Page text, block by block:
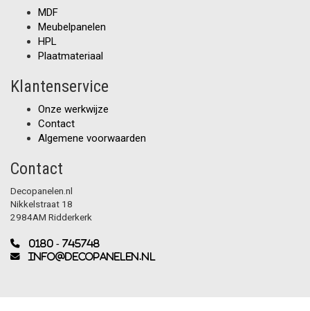
MDF
Meubelpanelen
HPL
Plaatmateriaal
Klantenservice
Onze werkwijze
Contact
Algemene voorwaarden
Contact
Decopanelen.nl
Nikkelstraat 18
2984AM Ridderkerk
0180 - 745748
info@decopanelen.nl